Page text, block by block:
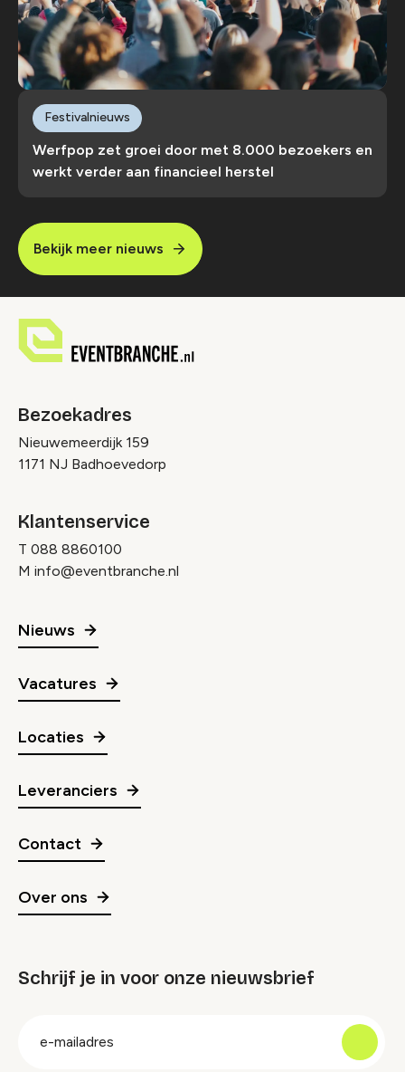
Werfpop zet groei door met 8.000 bezoekers en
werkt verder aan financieel herstel
Festivalnieuws
Bekijk meer nieuws
Bezoekadres
Nieuwemeerdijk 159
1171 NJ Badhoevedorp
Klantenservice
T 088 8860100
M info@eventbranche.nl
Nieuws
Vacatures
Locaties
Leveranciers
Contact
Over ons
Schrijf je in voor onze nieuwsbrief